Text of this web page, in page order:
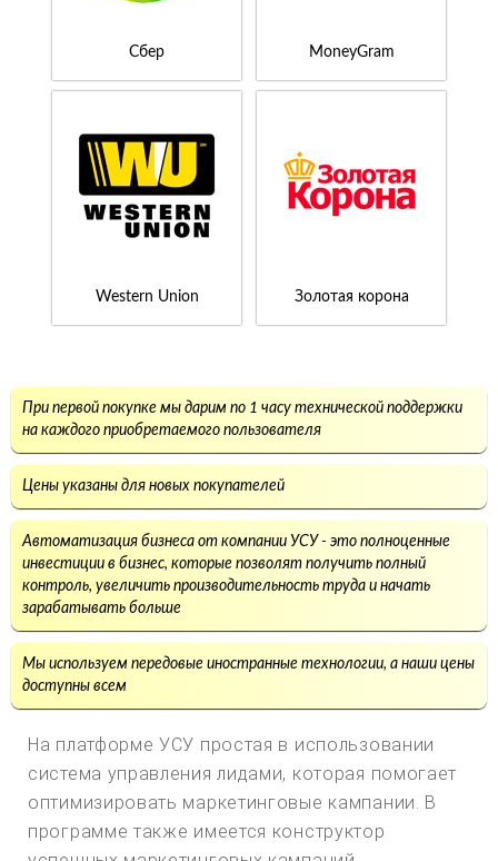
Сбер MoneyGram
Western Union Золотая корона
При первой покупке мы дарим по 1 часу технической поддержки
на каждого приобретаемого пользователя
Цены указаны для новых покупателей
Автоматизация бизнеса от компании УСУ - это полноценные
инвестиции в бизнес, которые позволят получить полный
контроль, увеличить производительность труда и начать
зарабатывать больше
Мы используем передовые иностранные технологии, а наши цены
доступны всем
На платформе УСУ простая в использовании
система управления лидами, которая помогает
оптимизировать маркетинговые кампании. В
программе также имеется конструктор